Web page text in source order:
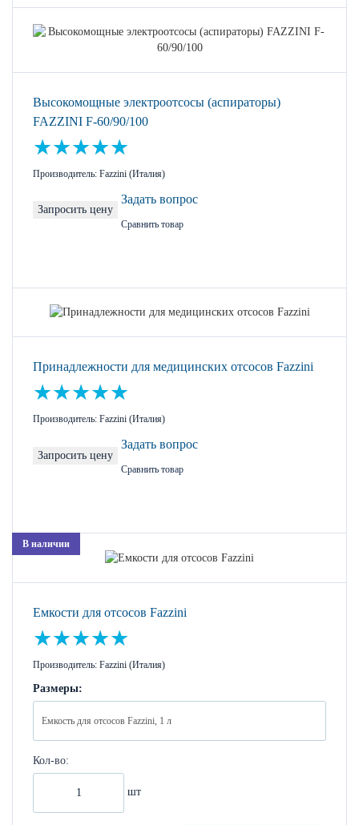
Высокомощные электроотсосы (аспираторы)
FAZZINI F-60/90/100
Производитель: Fazzini (Италия)
Запросить цену
Задать вопрос
Сравнить товар
Принадлежности для медицинских отсосов Fazzini
Производитель: Fazzini (Италия)
Запросить цену
Задать вопрос
Сравнить товар
В наличии
Емкости для отсосов Fazzini
Производитель: Fazzini (Италия)
Размеры:
Кол-во:
шт